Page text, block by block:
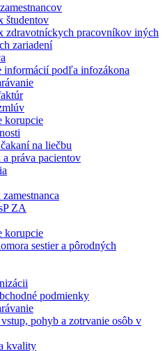
študentov
zdravotníckych pracovníkov iných
zariadení
informácií podľa infozákona
korupcie
na liečbu
práva pacientov
ZA
korupcie
sestier a pôrodných
podmienky
pohyb a zotrvanie osôb v
kvality